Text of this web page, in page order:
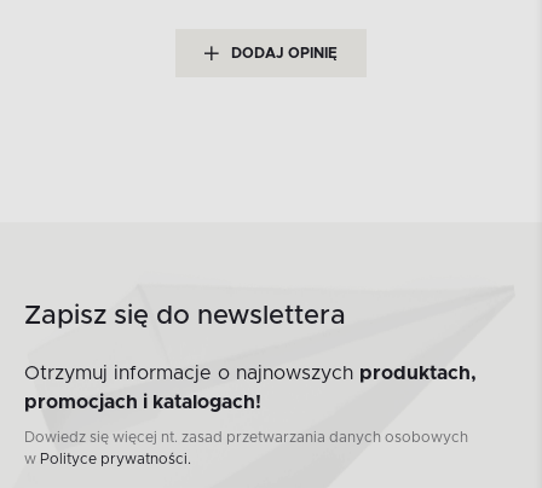
DODAJ OPINIĘ
Zapisz się do newslettera
Otrzymuj informacje o najnowszych produktach,
promocjach i katalogach!
Dowiedz się więcej nt. zasad przetwarzania danych osobowych
w Polityce prywatności.